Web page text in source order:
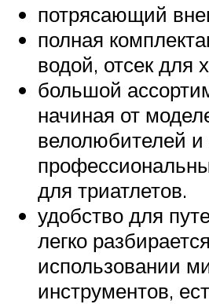
потрясающий
полная
водой, отсек для
большой
начиная от
велолюбителей и
для триатлетов.
удобство для
легко
использовании
инструментов,